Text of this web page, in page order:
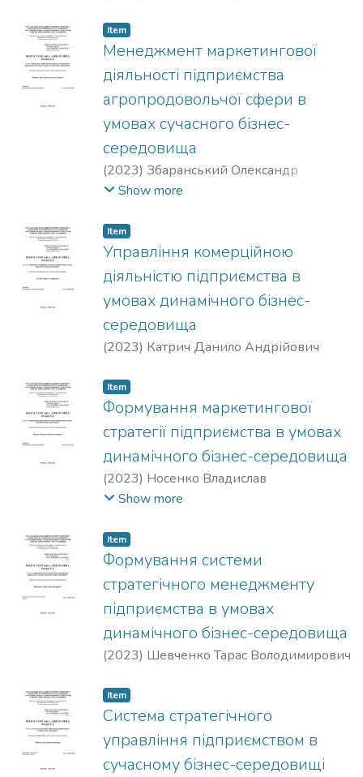
Item
Менеджмент маркетингової
діяльності підприємства
агропродовольчої сфери в
умовах сучасного бізнес-
середовища
(2023) Збаранський Олександр
Анатолійович
Show more
Item
Управління комерційною
діяльністю підприємства в
умовах динамічного бізнес-
середовища
(2023) Катрич Данило Андрійович
Item
Формування маркетингової
стратегії підприємства в умовах
динамічного бізнес-середовища
(2023) Носенко Владислав
Олександрович
Show more
Item
Формування системи
стратегічного менеджменту
підприємства в умовах
динамічного бізнес-середовища
(2023) Шевченко Тарас Володимирович
Item
Система стратегічного
управління підприємством в
сучасному бізнес-середовищі